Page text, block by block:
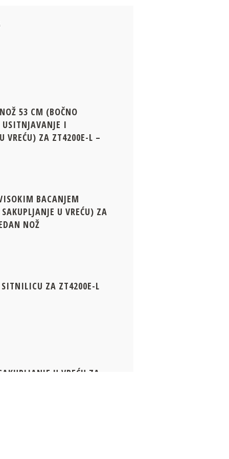
53 CM (BOČNO
I
VREĆU) ZA ZT4200E-L –
BACANJEM
U VREĆU) ZA
NOŽ
SITNILICU ZA ZT4200E-L
U VREĆU ZA